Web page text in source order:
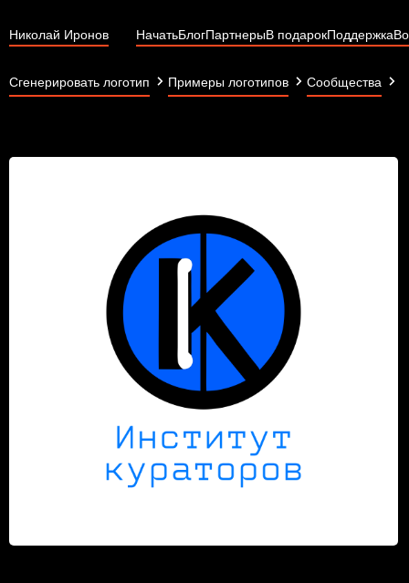
Николай Иронов НачатьБлогПартнерыВ подарокПоддержка
Сгенерировать логотип Примеры логотипов Сообщества